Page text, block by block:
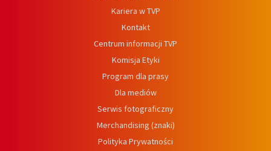
Kariera w TVP
Kontakt
Centrum informacji TVP
Komisja Etyki
Program dla prasy
Dla mediów
Serwis fotograficzny
Merchandising (znaki)
Polityka Prywatności